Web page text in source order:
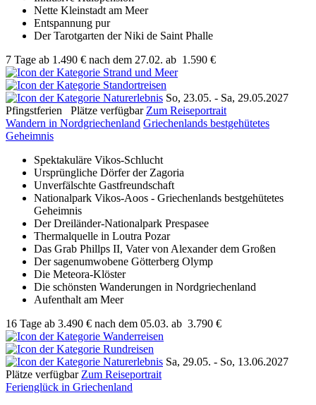
Nette Kleinstadt am Meer
Entspannung pur
Der Tarotgarten der Niki de Saint Phalle
7 Tage ab 1.490 € nach dem 27.02. ab 1.590 €
So, 23.05. - Sa, 29.05.2027
Pfingstferien
Plätze verfügbar Zum Reiseportrait
Wandern in Nordgriechenland Griechenlands bestgehütetes
Geheimnis
Spektakuläre Vikos-Schlucht
Ursprüngliche Dörfer der Zagoria
Unverfälschte Gastfreundschaft
Nationalpark Vikos-Aoos - Griechenlands bestgehütetes
Geheimnis
Der Dreiländer-Nationalpark Prespasee
Thermalquelle in Loutra Pozar
Das Grab Phillps II, Vater von Alexander dem Großen
Der sagenumwobene Götterberg Olymp
Die Meteora-Klöster
Die schönsten Wanderungen in Nordgriechenland
Aufenthalt am Meer
16 Tage ab 3.490 € nach dem 05.03. ab 3.790 €
Sa, 29.05. - So, 13.06.2027
Plätze verfügbar Zum Reiseportrait
Ferienglück in Griechenland